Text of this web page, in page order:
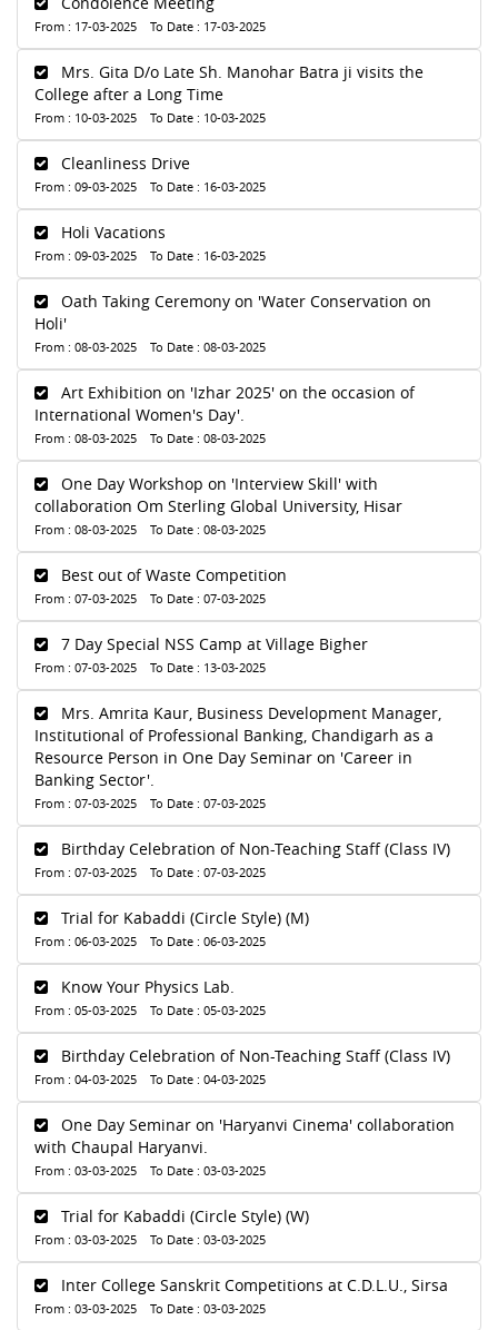
From : 17-03-2025 To Date : 17-03-2025
Mrs. Gita D/o Late Sh. Manohar Batra ji visits the
College after a Long Time
From : 10-03-2025 To Date : 10-03-2025
Cleanliness Drive
From : 09-03-2025 To Date : 16-03-2025
Holi Vacations
From : 09-03-2025 To Date : 16-03-2025
Oath Taking Ceremony on 'Water Conservation on
Holi'
From : 08-03-2025 To Date : 08-03-2025
Art Exhibition on 'Izhar 2025' on the occasion of
International Women's Day'.
From : 08-03-2025 To Date : 08-03-2025
One Day Workshop on 'Interview Skill' with
collaboration Om Sterling Global University, Hisar
From : 08-03-2025 To Date : 08-03-2025
Best out of Waste Competition
From : 07-03-2025 To Date : 07-03-2025
7 Day Special NSS Camp at Village Bigher
From : 07-03-2025 To Date : 13-03-2025
Mrs. Amrita Kaur, Business Development Manager,
Institutional of Professional Banking, Chandigarh as a
Resource Person in One Day Seminar on 'Career in
Banking Sector'.
From : 07-03-2025 To Date : 07-03-2025
Birthday Celebration of Non-Teaching Staff (Class IV)
From : 07-03-2025 To Date : 07-03-2025
Trial for Kabaddi (Circle Style) (M)
From : 06-03-2025 To Date : 06-03-2025
Know Your Physics Lab.
From : 05-03-2025 To Date : 05-03-2025
Birthday Celebration of Non-Teaching Staff (Class IV)
From : 04-03-2025 To Date : 04-03-2025
One Day Seminar on 'Haryanvi Cinema' collaboration
with Chaupal Haryanvi.
From : 03-03-2025 To Date : 03-03-2025
Trial for Kabaddi (Circle Style) (W)
From : 03-03-2025 To Date : 03-03-2025
Inter College Sanskrit Competitions at C.D.L.U., Sirsa
From : 03-03-2025 To Date : 03-03-2025